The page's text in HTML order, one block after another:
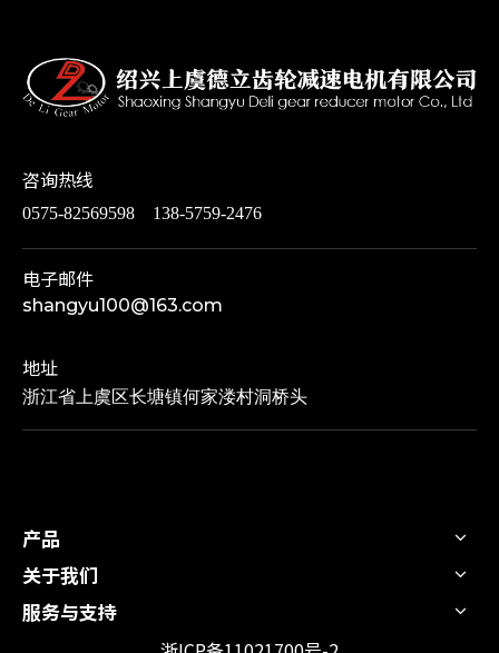
咨询热线
0575-82569598 138-5759-2476
电子邮件
shangyu100@163.com
地址
浙江省上虞区长塘镇何家溇村洞桥头
产品
关于我们
服务与支持